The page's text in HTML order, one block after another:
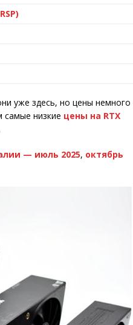
уже здесь, но цены немного
самые низкие цены на RTX
— июль 2025, октябрь